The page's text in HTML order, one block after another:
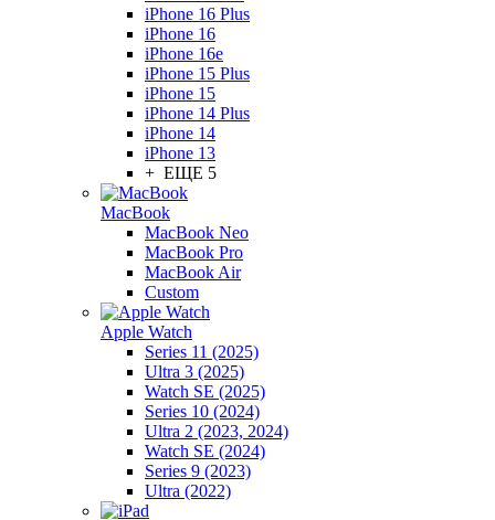
iPhone 16 Plus
iPhone 16
iPhone 16e
iPhone 15 Plus
iPhone 15
iPhone 14 Plus
iPhone 14
iPhone 13
+ ЕЩЕ 5
MacBook
MacBook Neo
MacBook Pro
MacBook Air
Custom
Apple Watch
Series 11 (2025)
Ultra 3 (2025)
Watch SE (2025)
Series 10 (2024)
Ultra 2 (2023, 2024)
Watch SE (2024)
Series 9 (2023)
Ultra (2022)